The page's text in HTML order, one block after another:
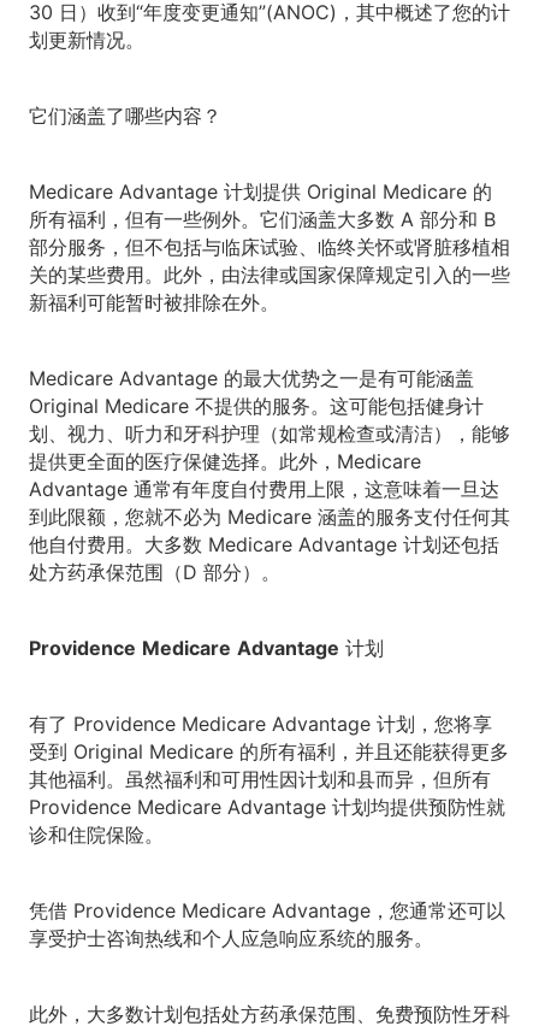
30 日）收到“年度变更通知”(ANOC)，其中概述了您的计
划更新情况。
它们涵盖了哪些内容？
Medicare Advantage 计划提供 Original Medicare 的
所有福利，但有一些例外。它们涵盖大多数 A 部分和 B
部分服务，但不包括与临床试验、临终关怀或肾脏移植相
关的某些费用。此外，由法律或国家保障规定引入的一些
新福利可能暂时被排除在外。
Medicare Advantage 的最大优势之一是有可能涵盖
Original Medicare 不提供的服务。这可能包括健身计
划、视力、听力和牙科护理（如常规检查或清洁），能够
提供更全面的医疗保健选择。此外，Medicare
Advantage 通常有年度自付费用上限，这意味着一旦达
到此限额，您就不必为 Medicare 涵盖的服务支付任何其
他自付费用。大多数 Medicare Advantage 计划还包括
处方药承保范围（D 部分）。
Providence Medicare Advantage 计划
有了 Providence Medicare Advantage 计划，您将享
受到 Original Medicare 的所有福利，并且还能获得更多
其他福利。虽然福利和可用性因计划和县而异，但所有
Providence Medicare Advantage 计划均提供预防性就
诊和住院保险。
凭借 Providence Medicare Advantage，您通常还可以
享受护士咨询热线和个人应急响应系统的服务。
此外，大多数计划包括处方药承保范围、免费预防性牙科